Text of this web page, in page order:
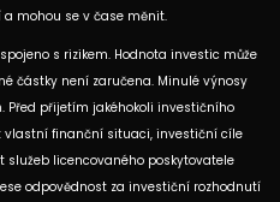
mohou se v čase měnit.
s rizikem. Hodnota investic může
částky není zaručena. Minulé výnosy
Před přijetím jakéhokoli investičního
vlastní finanční situaci, investiční cíle
služeb licencovaného poskytovatele
odpovědnost za investiční rozhodnutí